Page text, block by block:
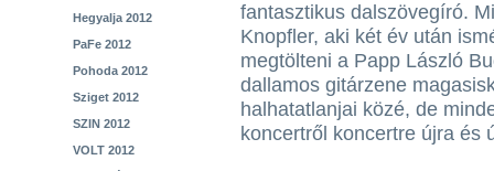
Hegyalja 2012
PaFe 2012
Pohoda 2012
Sziget 2012
SZIN 2012
VOLT 2012
fantasztikus dalszövegíró.
Knopfler, aki két év után
megtölteni a Papp László
dallamos gitárzene
halhatatlanjai közé, de
koncertről koncertre újra és